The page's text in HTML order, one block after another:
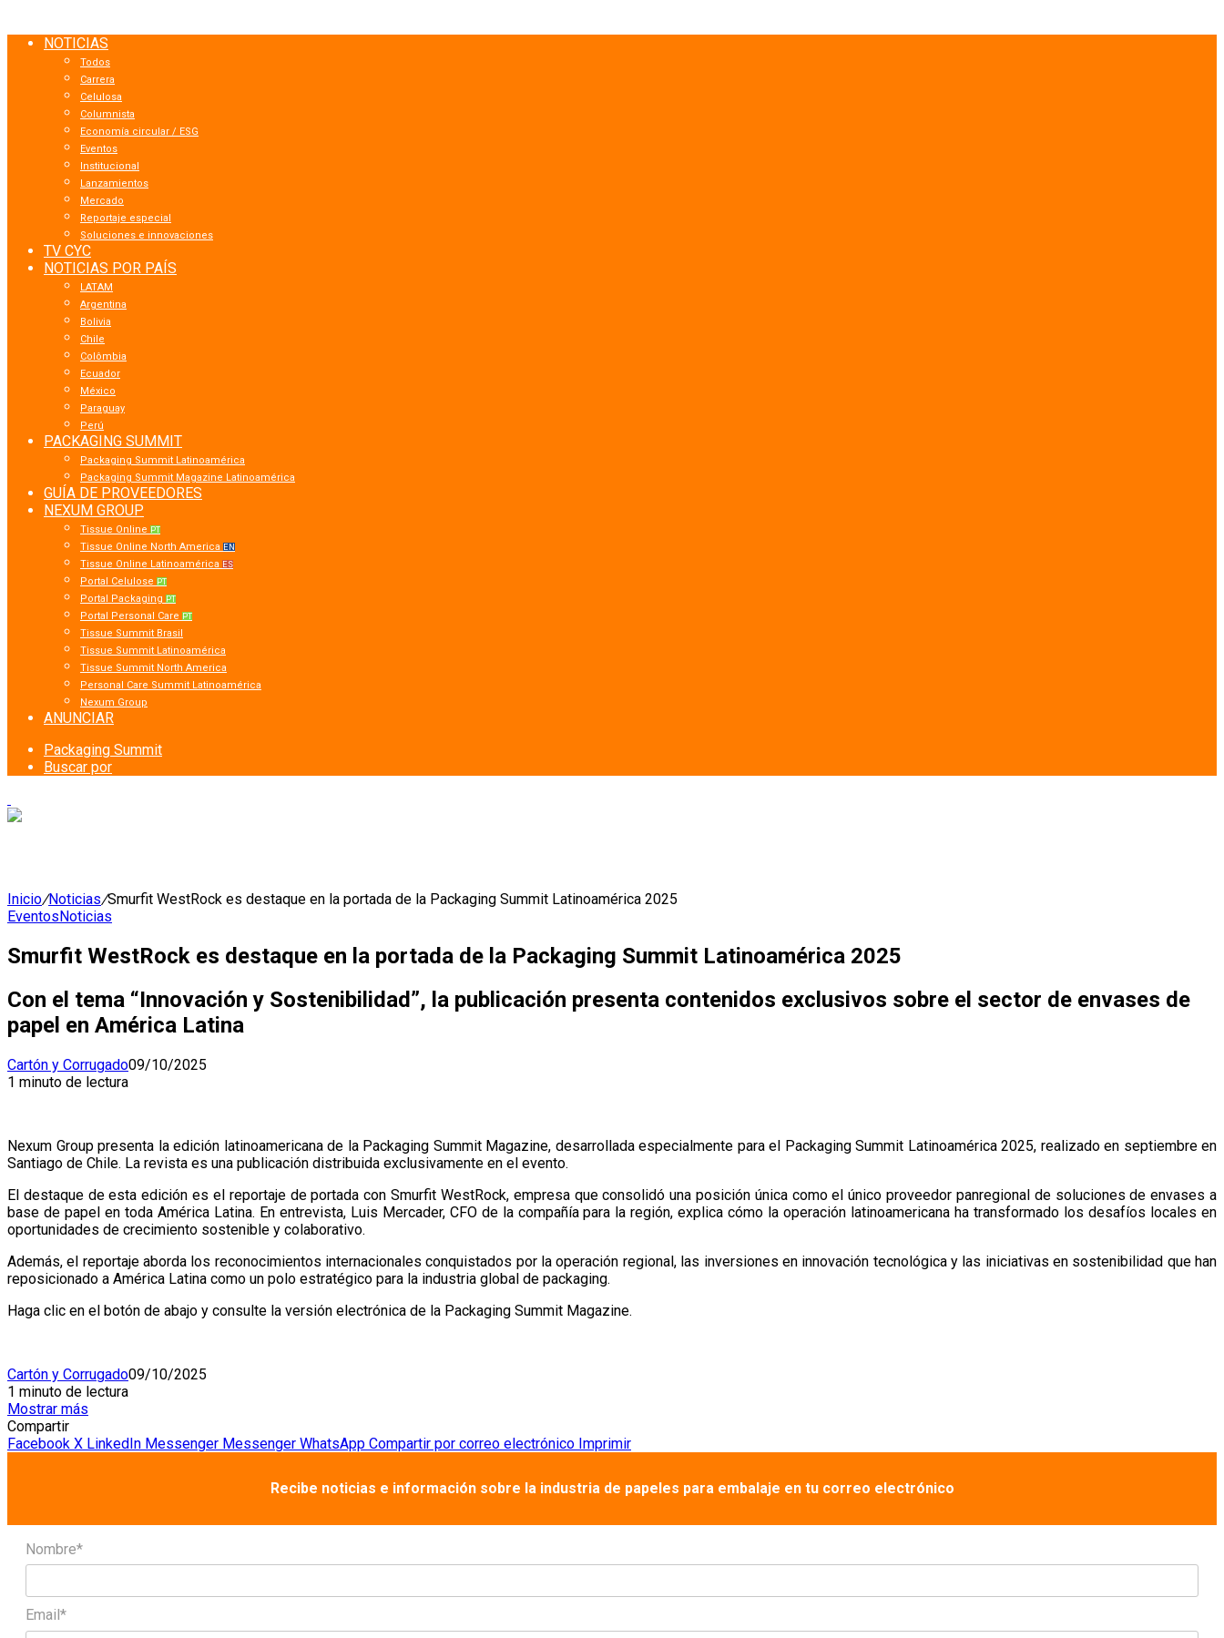
NOTICIAS
Todos
Carrera
Celulosa
Columnista
Economía circular / ESG
Eventos
Institucional
Lanzamientos
Mercado
Reportaje especial
Soluciones e innovaciones
TV CYC
NOTICIAS POR PAÍS
LATAM
Argentina
Bolivia
Chile
Colômbia
Ecuador
México
Paraguay
Perú
PACKAGING SUMMIT
Packaging Summit Latinoamérica
Packaging Summit Magazine Latinoamérica
GUÍA DE PROVEEDORES
NEXUM GROUP
Tissue Online PT
Tissue Online North America EN
Tissue Online Latinoamérica ES
Portal Celulose PT
Portal Packaging PT
Portal Personal Care PT
Tissue Summit Brasil
Tissue Summit Latinoamérica
Tissue Summit North America
Personal Care Summit Latinoamérica
Nexum Group
ANUNCIAR
Packaging Summit
Buscar por
Inicio/Noticias/Smurfit WestRock es destaque en la portada de la Packaging Summit Latinoamérica 2025
EventosNoticias
Smurfit WestRock es destaque en la portada de la Packaging Summit Latinoamérica 2025
Con el tema “Innovación y Sostenibilidad”, la publicación presenta contenidos exclusivos sobre el sector de envases de
papel en América Latina
Cartón y Corrugado09/10/2025
1 minuto de lectura
Nexum Group presenta la edición latinoamericana de la Packaging Summit Magazine, desarrollada especialmente para el Packaging Summit Latinoamérica 2025, realizado en septiembre en
Santiago de Chile. La revista es una publicación distribuida exclusivamente en el evento.
El destaque de esta edición es el reportaje de portada con Smurfit WestRock, empresa que consolidó una posición única como el único proveedor panregional de soluciones de envases a
base de papel en toda América Latina. En entrevista, Luis Mercader, CFO de la compañía para la región, explica cómo la operación latinoamericana ha transformado los desafíos locales en
oportunidades de crecimiento sostenible y colaborativo.
Además, el reportaje aborda los reconocimientos internacionales conquistados por la operación regional, las inversiones en innovación tecnológica y las iniciativas en sostenibilidad que han
reposicionado a América Latina como un polo estratégico para la industria global de packaging.
Haga clic en el botón de abajo y consulte la versión electrónica de la Packaging Summit Magazine.
Cartón y Corrugado09/10/2025
1 minuto de lectura
Mostrar más
Compartir
Facebook X LinkedIn Messenger Messenger WhatsApp Compartir por correo electrónico Imprimir
Recibe noticias e información sobre la industria de papeles para embalaje en tu correo electrónico
Nombre*
Email*